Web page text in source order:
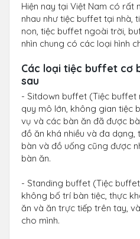
Hiện nay tại Việt Nam có rất
nhau như tiệc buffet tại nhà,
non, tiệc buffet ngoài trời,
nhìn chung có các loại hình
Các loại tiệc buffet cơ
sau
- Sitdown buffet (Tiệc buffet
quy mô lớn, không gian tiệc
vụ và các bàn ăn đã được
đồ ăn khá nhiều và đa
bàn và đồ uống cũng được
bàn ăn.
- Standing buffet (Tiệc
không bố trí bàn tiệc, thực
ăn và ăn trực tiếp trên tay,
cho mình.